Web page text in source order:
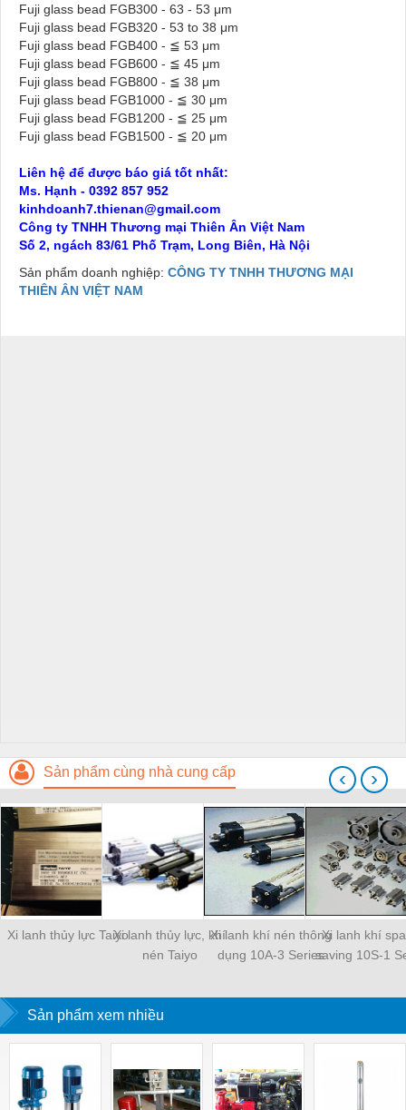
Fuji glass bead FGB300 - 63 - 53 μm
Fuji glass bead FGB320 - 53 to 38 μm
Fuji glass bead FGB400 - ≦ 53 μm
Fuji glass bead FGB600 - ≦ 45 μm
Fuji glass bead FGB800 - ≦ 38 μm
Fuji glass bead FGB1000 - ≦ 30 μm
Fuji glass bead FGB1200 - ≦ 25 μm
Fuji glass bead FGB1500 - ≦ 20 μm
Liên hệ để được báo giá tốt nhất:
Ms. Hạnh - 0392 857 952
kinhdoanh7.thienan@gmail.com
Công ty TNHH Thương mại Thiên Ân Việt Nam
Số 2, ngách 83/61 Phố Trạm, Long Biên, Hà Nội
Sản phẩm doanh nghiệp: CÔNG TY TNHH THƯƠNG MẠI
THIÊN ÂN VIỆT NAM
Sản phẩm cùng nhà cung cấp
Xi lanh thủy lực TaiyoXi lanh thủy lực, khí
nén Taiyo
Xi lanh khí nén thông
dụng 10A-3 Series
Xi lanh khí
saving 10S-1
‹ ›
Sản phẩm xem nhiều